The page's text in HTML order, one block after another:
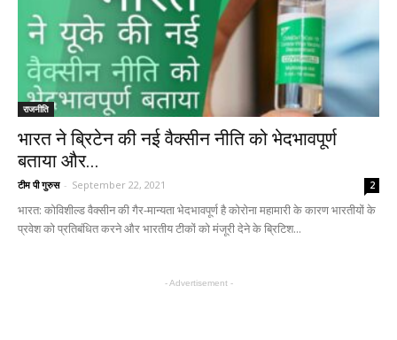
राजनीति
भारत ने ब्रिटेन की नई वैक्सीन नीति को भेदभावपूर्ण
बताया और...
टीम पी गुरुस - September 22, 2021 2
भारत: कोविशील्ड वैक्सीन की गैर-मान्यता भेदभावपूर्ण है कोरोना महामारी के कारण भारतीयों के
प्रवेश को प्रतिबंधित करने और भारतीय टीकों को मंजूरी देने के ब्रिटिश...
- Advertisement -